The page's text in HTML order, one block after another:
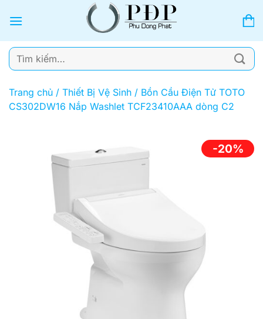
qua
dung
Tìm
kiếm:
Trang chủ / Thiết Bị Vệ Sinh / Bồn Cầu Điện Tử TOTO
CS302DW16 Nắp Washlet TCF23410AAA dòng C2
-20%